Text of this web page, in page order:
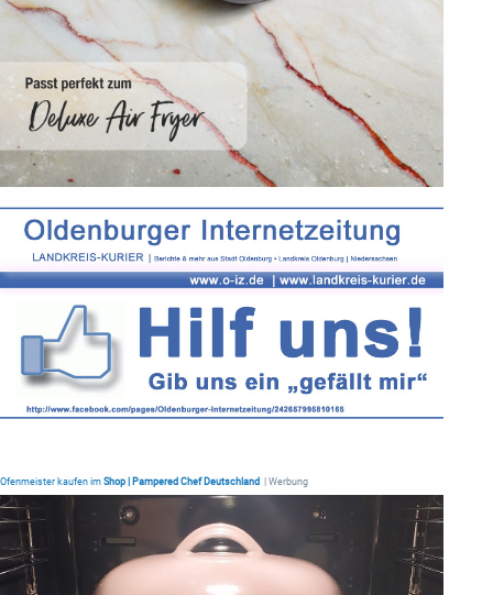
Ofenmeister kaufen im Shop | Pampered Chef Deutschland | Werbung